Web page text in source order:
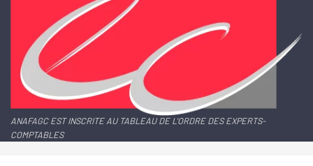
ANAFAGC EST INSCRITE AU TABLEAU DE L'ORDRE DES EXPERTS-
COMPTABLES